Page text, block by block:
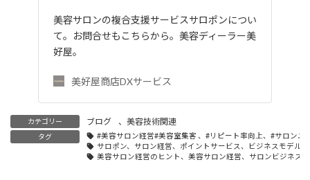
美容サロンの複合支援サービスサロポンについ
て。お問合せもこちらから。美容ディーラー美
好屋。
美好屋商店DXサービス
カテゴリー ブログ 、 美容技術関連
タグ
#美容サロン経営#美容室集客 、#リピート率向上、#サロン
サロポン、サロン経営、ポイントサービス、ビジネスモデル
美容サロン経営のヒント、美容サロン経営、サロンビジネス